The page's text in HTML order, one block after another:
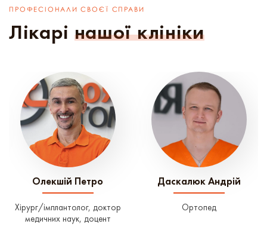
ПРОФЕСІОНАЛИ СВОЄЇ СПРАВИ
Лікарі нашої клініки
Олекшій Петро
Хірург/імплантолог, доктор
медичних наук, доцент
Даскалюк Андрій
Ортопед